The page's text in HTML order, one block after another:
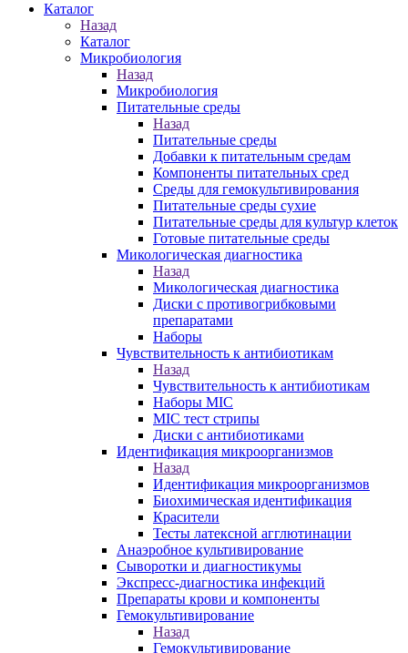
Каталог
Назад
Каталог
Микробиология
Назад
Микробиология
Питательные среды
Назад
Питательные среды
Добавки к питательным средам
Компоненты питательных сред
Среды для гемокультивирования
Питательные среды сухие
Питательные среды для культур клеток
Готовые питательные среды
Микологическая диагностика
Назад
Микологическая диагностика
Диски с противогрибковыми
препаратами
Наборы
Чувствительность к антибиотикам
Назад
Чувствительность к антибиотикам
Наборы MIC
MIC тест стрипы
Диски с антибиотиками
Идентификация микроорганизмов
Назад
Идентификация микроорганизмов
Биохимическая идентификация
Красители
Тесты латексной агглютинации
Анаэробное культивирование
Сыворотки и диагностикумы
Экспресс-диагностика инфекций
Препараты крови и компоненты
Гемокультивирование
Назад
Гемокультивирование